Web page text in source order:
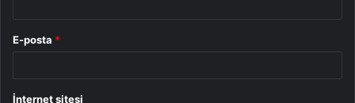
E-posta *
İnternet sitesi